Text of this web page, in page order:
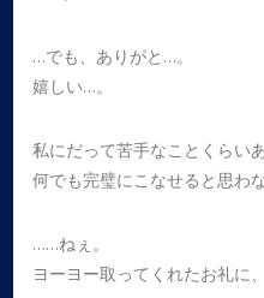
…でも、ありがと…。
嬉しい…。
私にだって苦手なことくらいあ
何でも完璧にこなせると思わな
……ねぇ。
ヨーヨー取ってくれたお礼に